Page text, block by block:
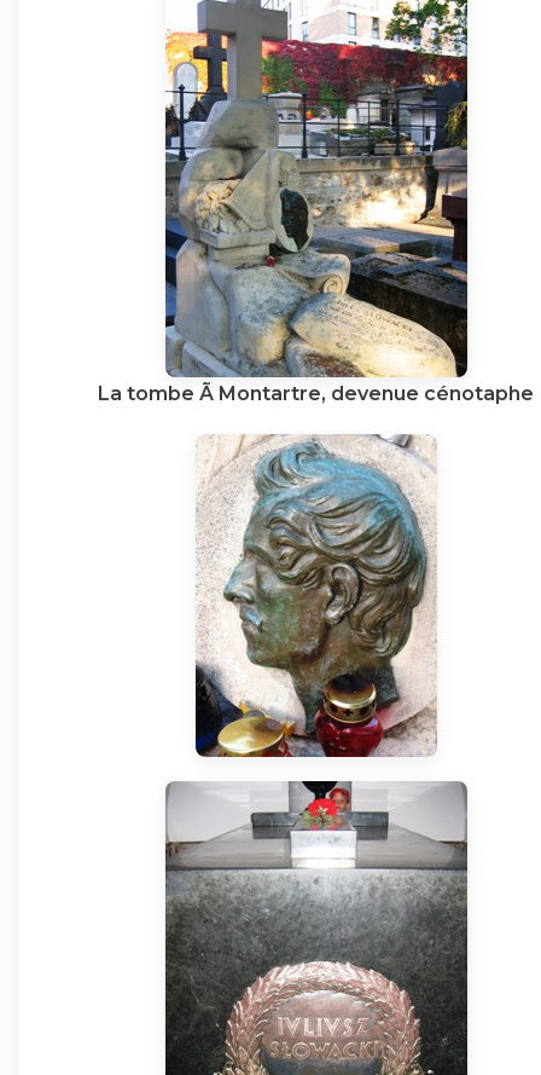
La tombe Ã Montartre, devenue cénotaphe